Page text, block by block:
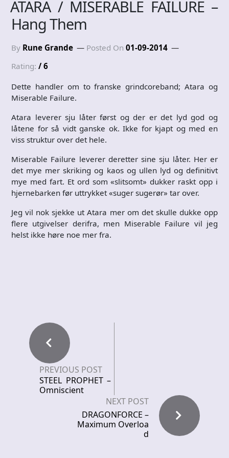
ATARA / MISERABLE FAILURE –
Hang Them
By Rune Grande Posted On 01-09-2014
Rating: / 6
Dette handler om to franske grindcoreband; Atara og
Miserable Failure.
Atara leverer sju låter først og der er det lyd god og
låtene for så vidt ganske ok. Ikke for kjapt og med en
viss struktur over det hele.
Miserable Failure leverer deretter sine sju låter. Her er
det mye mer skriking og kaos og ullen lyd og definitivt
mye med fart. Et ord som «slitsomt» dukker raskt opp i
hjernebarken før uttrykket «suger sugerør» tar over.
Jeg vil nok sjekke ut Atara mer om det skulle dukke opp
flere utgivelser derifra, men Miserable Failure vil jeg
helst ikke høre noe mer fra.
PREVIOUS POST
STEEL PROPHET –
Omniscient
NEXT POST
DRAGONFORCE –
Maximum Overloa
d